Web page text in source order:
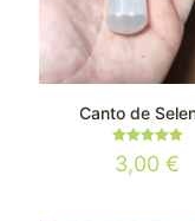
Canto de
Valorado
con
3,00€